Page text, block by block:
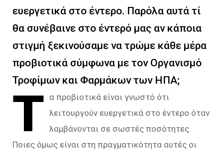
ευεργετικά στο έντερο. Παρόλα αυτά τί
θα συνέβαινε στο έντερό μας αν κάποια
στιγμή ξεκινούσαμε να τρώμε κάθε μέρα
προβιοτικά σύμφωνα με τον Οργανισμό
Τροφίμων και Φαρμάκων των ΗΠΑ;
Τ α προβιοτικά είναι γνωστό ότι
λειτουργούν ευεργετικά στο έντερο όταν
λαμβάνονται σε σωστές ποσότητες.
Ποιες όμως είναι στη πραγματικότητα αυτές οι